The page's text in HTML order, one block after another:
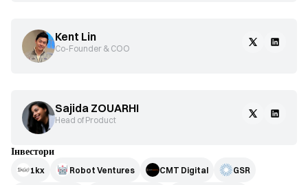
Kent Lin
Co-Founder & COO
Sajida ZOUARHI
Head of Product
Інвестори
1kx Robot Ventures CMT Digital GSR